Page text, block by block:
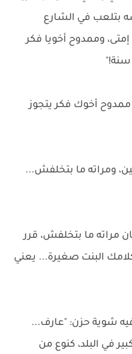
بتلعب في الشارع
وممدوح أخويا فكر
أخوك فكر يتجوز
"هو متجوز من ١٠ سنين، ومراته ما بتخلفش...
مراته ما بتخلفش، قرر
البنت صغيرة... يعني
شوية حزن: "عارف...
في البلد، كنوع من